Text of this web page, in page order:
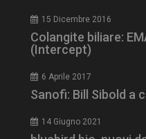
15 Dicembre 2016
Colangite biliare:
(Intercept)
6 Aprile 2017
Sanofi: Bill Sibold a
14 Giugno 2021
tracking-sites-